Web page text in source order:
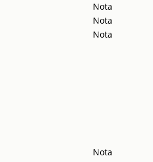
Nota
Nota
Nota
Nota